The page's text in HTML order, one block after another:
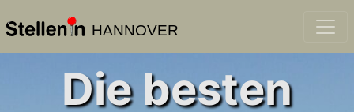
HANNOVER
Die besten